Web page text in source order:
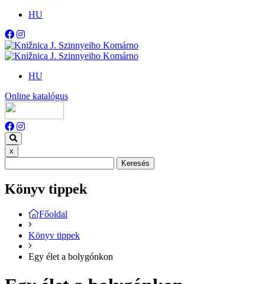
HU
HU
Online katalógus
x
Keresés
Könyv tippek
Főoldal
Könyv tippek
Egy élet a bolygónkon